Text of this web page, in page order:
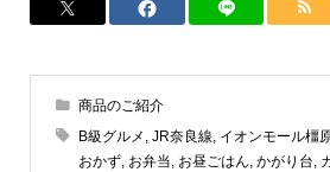
商品のご紹介
B級グルメ , JR奈良線, イオンモール橿
おかず, お弁当, お昼ごはん, かがり台,